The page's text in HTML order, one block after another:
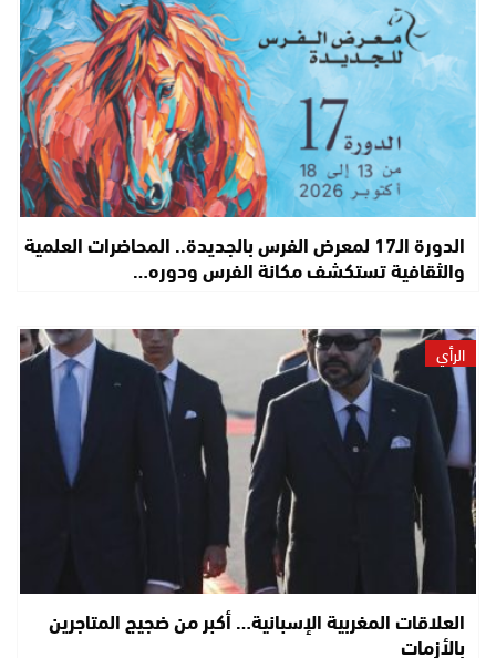
الدورة الـ17 لمعرض الفرس بالجديدة.. المحاضرات العلمية
والثقافية تستكشف مكانة الفرس ودوره…
الرأي
العلاقات المغربية الإسبانية… أكبر من ضجيج المتاجرين
بالأزمات